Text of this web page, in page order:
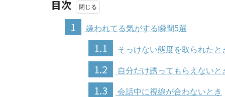
目次
1
嫌われてる気がする瞬間5選
1.1 そっけない態度を取られたと
1.2 自分だけ誘ってもらえないと
1.3 会話中に視線が合わないとき